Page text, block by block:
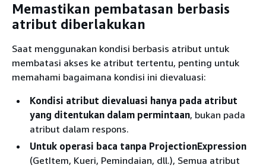
Memastikan pembatasan berbasis
atribut diberlakukan
Saat menggunakan kondisi berbasis atribut untuk
membatasi akses ke atribut tertentu, penting untuk
memahami bagaimana kondisi ini dievaluasi:
Kondisi atribut dievaluasi hanya pada atribut
yang ditentukan dalam permintaan, bukan pada
atribut dalam respons.
Untuk operasi baca tanpa ProjectionExpression
(GetItem, Kueri, Pemindaian, dll.), Semua atribut